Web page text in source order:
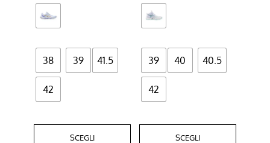
38 39 41.5
42
SCEGLI
pagina
prodotto
39 40 40.5
42
SCEGLI
nella
pagina
prodotto